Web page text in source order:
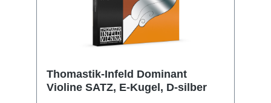
Thomastik-Infeld Dominant
Violine SATZ, E-Kugel, D-silber